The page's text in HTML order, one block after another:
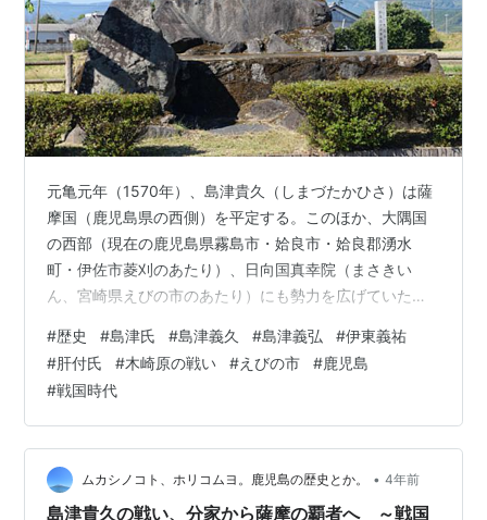
元亀元年（1570年）、島津貴久（しまづたかひさ）は薩
摩国（鹿児島県の西側）を平定する。このほか、大隅国
の西部（現在の鹿児島県霧島市・姶良市・姶良郡湧水
町・伊佐市菱刈のあたり）、日向国真幸院（まさきい
ん、宮崎県えびの市のあたり）にも勢力を広げていた。
人の息子がいる。嫡男は島津義久（よしひさ）、次男は
島津忠平（ただひら、島津義弘、よしひろ）、三男は島
津歳久（としひさ）、四男は島津家久（いえひさ）であ
る。戦国島津氏の戦いは次世代へ引き継がれる。 島津義
久の代に、島津氏は全盛期を迎えることになる。島津四
兄弟の…
#歴史 #島津氏 #島津義久 #島津義弘 #伊東義祐
#肝付氏 #木崎原の戦い #えびの市 #鹿児島
#戦国時代
ムカシノコト、ホリコムヨ。鹿児島の歴史とか。 • 4年前
島津貴久の戦い、分家から薩摩の覇者へ ～戦国